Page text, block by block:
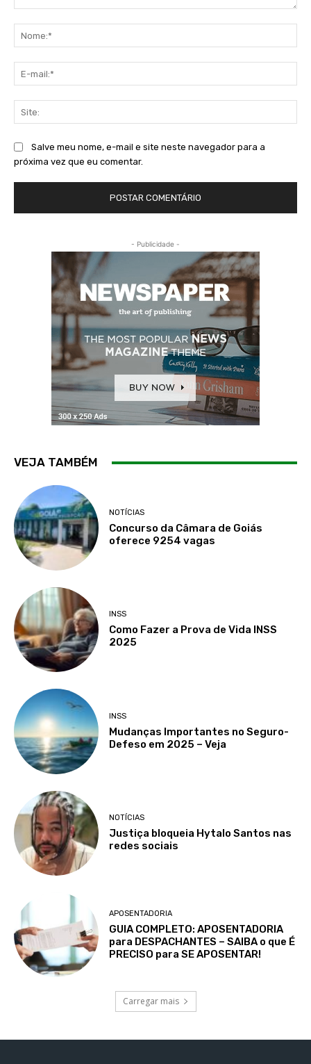
Salve meu nome, e-mail e site neste navegador para a
próxima vez que eu comentar.
- Publicidade -
VEJA TAMBÉM
NOTÍCIAS
Concurso da Câmara de Goiás
oferece 9254 vagas
INSS
Como Fazer a Prova de Vida INSS
2025
INSS
Mudanças Importantes no Seguro-
Defeso em 2025 – Veja
NOTÍCIAS
Justiça bloqueia Hytalo Santos nas
redes sociais
APOSENTADORIA
GUIA COMPLETO: APOSENTADORIA
para DESPACHANTES – SAIBA o que É
PRECISO para SE APOSENTAR!
Carregar mais